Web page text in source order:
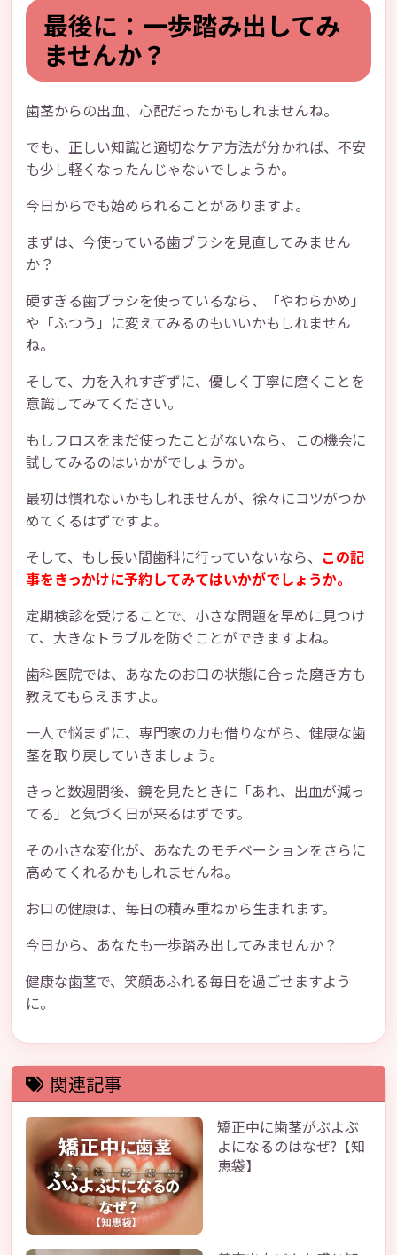
最後に：一歩踏み出してみ
ませんか？
歯茎からの出血、心配だったかもしれませんね。
でも、正しい知識と適切なケア方法が分かれば、不安
も少し軽くなったんじゃないでしょうか。
今日からでも始められることがありますよ。
まずは、今使っている歯ブラシを見直してみません
か？
硬すぎる歯ブラシを使っているなら、「やわらかめ」
や「ふつう」に変えてみるのもいいかもしれません
ね。
そして、力を入れすぎずに、優しく丁寧に磨くことを
意識してみてください。
もしフロスをまだ使ったことがないなら、この機会に
試してみるのはいかがでしょうか。
最初は慣れないかもしれませんが、徐々にコツがつか
めてくるはずですよ。
そして、もし長い間歯科に行っていないなら、 この記
事をきっかけに予約してみてはいかがでしょうか。
定期検診を受けることで、小さな問題を早めに見つけ
て、大きなトラブルを防ぐことができますよね。
歯科医院では、あなたのお口の状態に合った磨き方も
教えてもらえますよ。
一人で悩まずに、専門家の力も借りながら、健康な歯
茎を取り戻していきましょう。
きっと数週間後、鏡を見たときに「あれ、出血が減っ
てる」と気づく日が来るはずです。
その小さな変化が、あなたのモチベーションをさらに
高めてくれるかもしれませんね。
お口の健康は、毎日の積み重ねから生まれます。
今日から、あなたも一歩踏み出してみませんか？
健康な歯茎で、笑顔あふれる毎日を過ごせますよう
に。
関連記事
矯正中に歯茎がぶよぶ
よになるのはなぜ?【知
恵袋】